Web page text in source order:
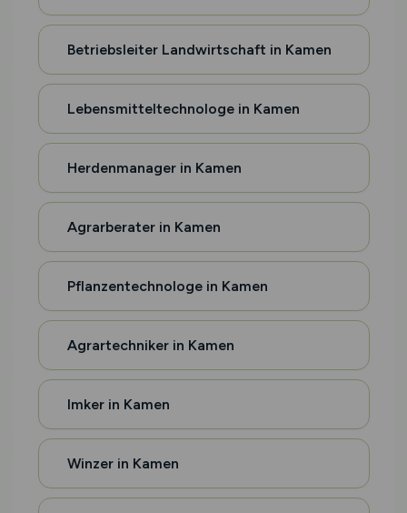
Betriebsleiter Landwirtschaft in Kamen
Lebensmitteltechnologe in Kamen
Herdenmanager in Kamen
Agrarberater in Kamen
Pflanzentechnologe in Kamen
Agrartechniker in Kamen
Imker in Kamen
Winzer in Kamen